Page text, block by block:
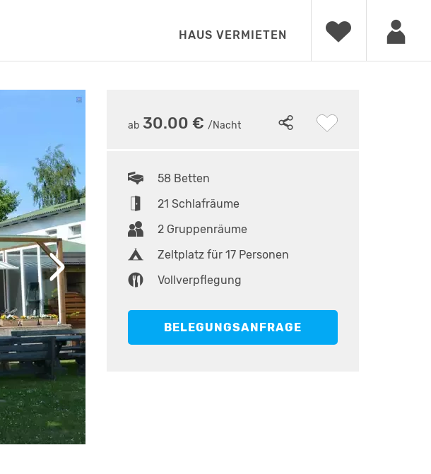
HAUS VERMIETEN
ab 30.00 €/Nacht
58 Betten
21 Schlafräume
2 Gruppenräume
Zeltplatz für 17 Personen
Vollverpflegung
BELEGUNGSANFRAGE